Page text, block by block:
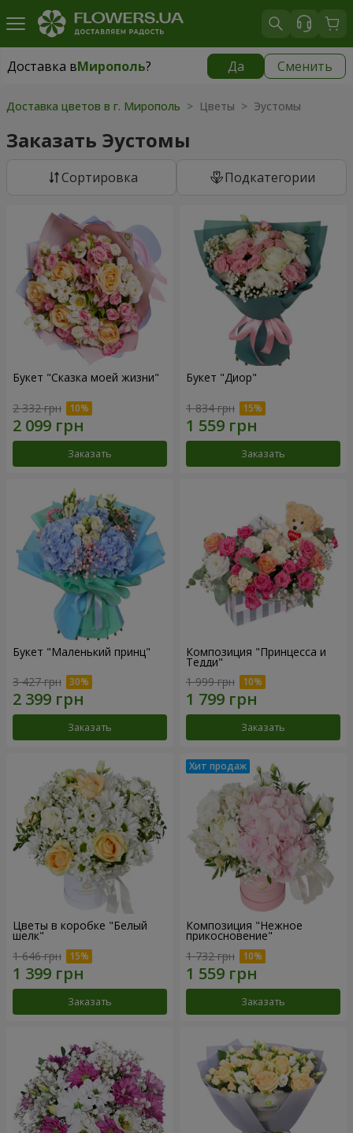
Доставка вМирополь? Да Сменить
Доставка вМирополь|
Доставка цветов в г. Мирополь > Цветы > Эустомы
Заказать Эустомы
Cортировка Подкатегории
Букет "Сказка моей жизни"
2 332 грн
Заказать
Букет "Диор"
1 834 грн
Заказать
Букет "Маленький принц"
3 427 грн
Заказать
Композиция "Принцесса и
Тедди"
1 999 грн
Заказать
Цветы в коробке "Белый
шелк"
1 646 грн
Заказать
Композиция "Нежное
прикосновение"
1 732 грн
Заказать